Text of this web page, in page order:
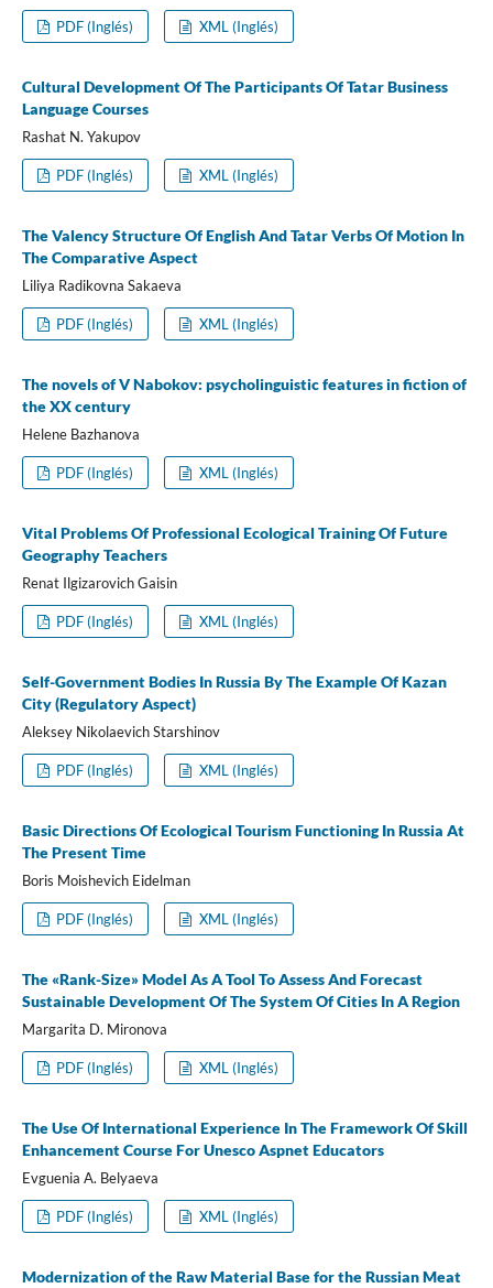
PDF (Inglés) XML (Inglés)
Cultural Development Of The Participants Of Tatar Business
Language Courses
Rashat N. Yakupov
PDF (Inglés) XML (Inglés)
The Valency Structure Of English And Tatar Verbs Of Motion In
The Comparative Aspect
Liliya Radikovna Sakaeva
PDF (Inglés) XML (Inglés)
The novels of V Nabokov: psycholinguistic features in fiction of
the XX century
Helene Bazhanova
PDF (Inglés) XML (Inglés)
Vital Problems Of Professional Ecological Training Of Future
Geography Teachers
Renat Ilgizarovich Gaisin
PDF (Inglés) XML (Inglés)
Self-Government Bodies In Russia By The Example Of Kazan
City (Regulatory Aspect)
Aleksey Nikolaevich Starshinov
PDF (Inglés) XML (Inglés)
Basic Directions Of Ecological Tourism Functioning In Russia At
The Present Time
Boris Moishevich Eidelman
PDF (Inglés) XML (Inglés)
The «Rank-Size» Model As A Tool To Assess And Forecast
Sustainable Development Of The System Of Cities In A Region
Margarita D. Mironova
PDF (Inglés) XML (Inglés)
The Use Of International Experience In The Framework Of Skill
Enhancement Course For Unesco Aspnet Educators
Evguenia A. Belyaeva
PDF (Inglés) XML (Inglés)
Modernization of the Raw Material Base for the Russian Meat